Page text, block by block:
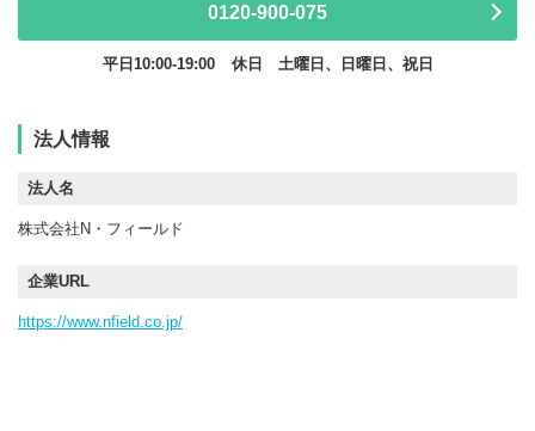
0120-900-075
平日10:00-19:00 休日 土曜日、日曜日、祝日
法人情報
法人名
株式会社N・フィールド
企業URL
https://www.nfield.co.jp/